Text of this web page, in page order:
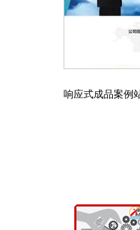
响应式成品案例